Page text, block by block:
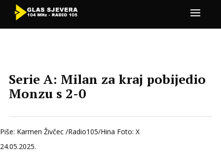
Serie A: Milan za kraj pobijedio
Monzu s 2-0
Piše: Karmen Živčec /Radio105/Hina Foto: X
24.05.2025.